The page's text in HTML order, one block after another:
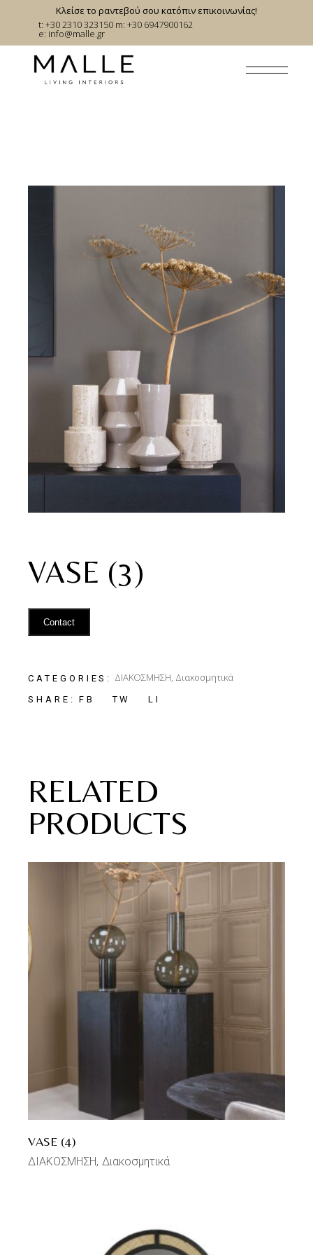
t: +30 2310 323150 m: +30 6947900162
e: info@malle.gr
Κλείσε το ραντεβού σου κατόπιν επικοινωνίας!
VASE (3)
Contact
CATEGORIES: ΔΙΑΚΟΣΜΗΣΗ, Διακοσμητικά
SHARE: FB TW LI
RELATED
PRODUCTS
VASE (4)
ΔΙΑΚΟΣΜΗΣΗ Διακοσμητικά